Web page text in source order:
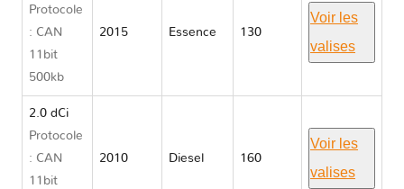
Protocole
: CAN
11bit
500kb
2015 Essence 130
Voir les
valises
2.0 dCi
Protocole
: CAN
11bit
2010 Diesel 160
Voir les
valises